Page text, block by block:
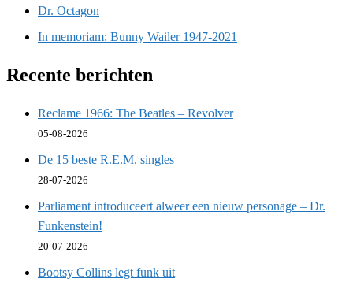
Dr. Octagon
In memoriam: Bunny Wailer 1947-2021
Recente berichten
Reclame 1966: The Beatles – Revolver
05-08-2026
De 15 beste R.E.M. singles
28-07-2026
Parliament introduceert alweer een nieuw personage – Dr.
Funkenstein!
20-07-2026
Bootsy Collins legt funk uit